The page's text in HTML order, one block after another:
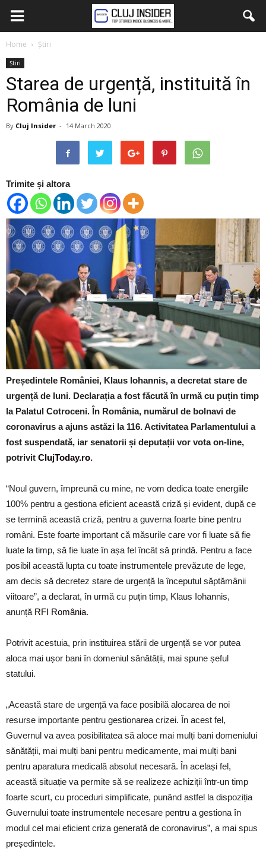
Home Știri
Știri
Starea de urgență, instituită în
România de luni
By Cluj Insider - 14 March 2020
Trimite și altora
Președintele României, Klaus Iohannis, a decretat stare de
urgență de luni. Declarația a fost făcută în urmă cu puțin timp
la Palatul Cotroceni. În România, numărul de bolnavi de
coronavirus a ajuns astăzi la 116. Activitatea Parlamentului a
fost suspendată, iar senatorii și deputații vor vota on-line,
potrivit ClujToday.ro.
“Noul guvern, împreună cu mine, ne vom dedica toate energiile
100% pentru a gestiona eficient această criză și evident, după ce
se termină această criză, pentru a guverna foarte bine pentru
români. Este foarte important că măsurile care vor fi luate să fie
luate la timp, să fie luate în așa fel încât să prindă. Pentru a face
posibil această lupta cu toate instrumentele prevăzute de lege,
am decis să decretez stare de urgență la începutul săptămânii
viitoare”, a declarat, în urmă cu puțin timp, Klaus Iohannis,
anunță RFI România.
Potrivit acestuia, prin instituirea stării de urgență se vor putea
aloca mai ușor bani în domeniul sănătății, mai spune șeful
statului.
„Această stare de urgență va face posibilă alocarea de noi
resurse importante pentru gestionarea crizei. În acest fel,
Guvernul va avea posibilitatea să aloce mai mulți bani domeniului
sănătății, mai mulți bani pentru medicamente, mai mulți bani
pentru aparatura medicală absolut necesară. În același fel,
această situație va permite să se realizeze achiziții într-un timp
foarte scurt, cu proceduri simplificate, punând astfel la dispoziția
Guvernului toate instrumentele necesare pentru a gestiona în
modul cel mai eficient criza generată de coronavirus”, a mai spus
președintele.